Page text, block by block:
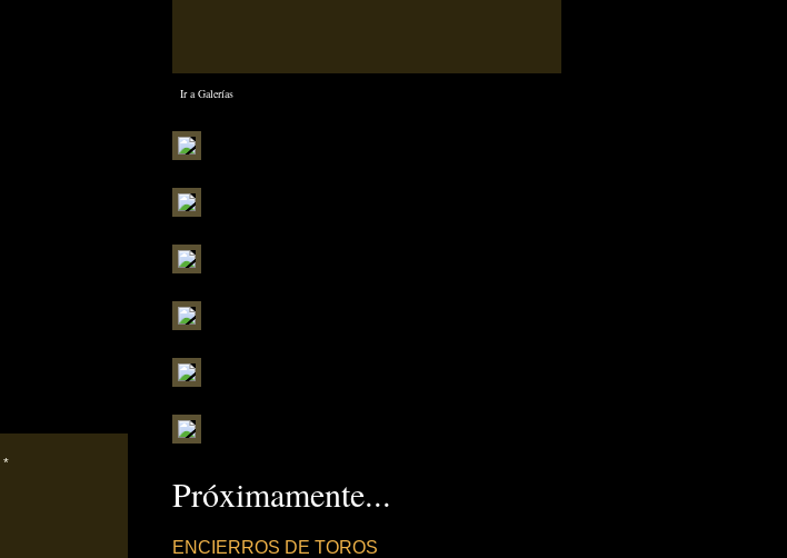
Ir a Galerías
Próximamente...
ENCIERROS DE TOROS
*